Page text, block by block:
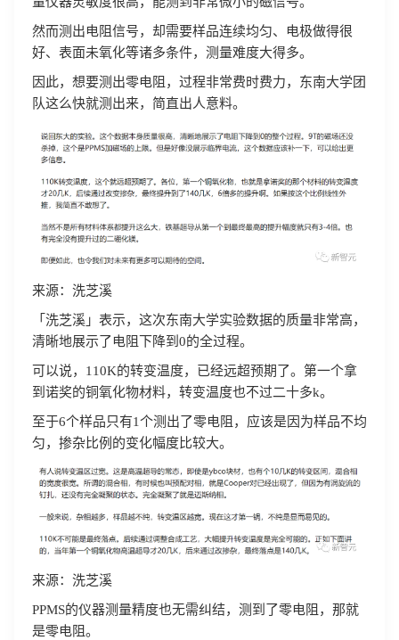
然而测出电阻信号，却需要样品连续均匀、电极做得很
好、表面未氧化等诸多条件，测量难度大得多。
因此，想要测出零电阻，过程非常费时费力，东南大学团
队这么快就测出来，简直出人意料。
来源：洗芝溪
「洗芝溪」表示，这次东南大学实验数据的质量非常高，
清晰地展示了电阻下降到0的全过程。
可以说，110K的转变温度，已经远超预期了。第一个拿
到诺奖的铜氧化物材料，转变温度也不过二十多k。
至于6个样品只有1个测出了零电阻，应该是因为样品不均
匀，掺杂比例的变化幅度比较大。
来源：洗芝溪
PPMS的仪器测量精度也无需纠结，测到了零电阻，那就
是零电阻。